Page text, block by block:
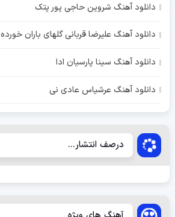
دانلود آهنگ شروین حاجی پور پتک
دانلود آهنگ علیرضا قربانی گلهای باران خورده
دانلود آهنگ سینا پارسیان ادا
دانلود آهنگ عرشیاس عادی نی
درصف انتشار...